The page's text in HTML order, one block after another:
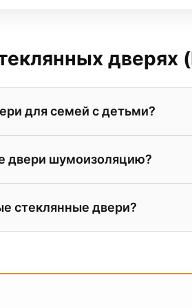
дверях
для семей с детьми?
двери только из
но даже при сильном
двери шумоизоляцию?
стекла и использования
уступают по звукоизоляции
стеклянные двери?